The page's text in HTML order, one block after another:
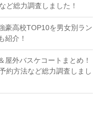
ど総力調査しました！
豪高校TOP10を男女別ラン
紹介！
屋外バスケコートまとめ！
約方法など総力調査しまし